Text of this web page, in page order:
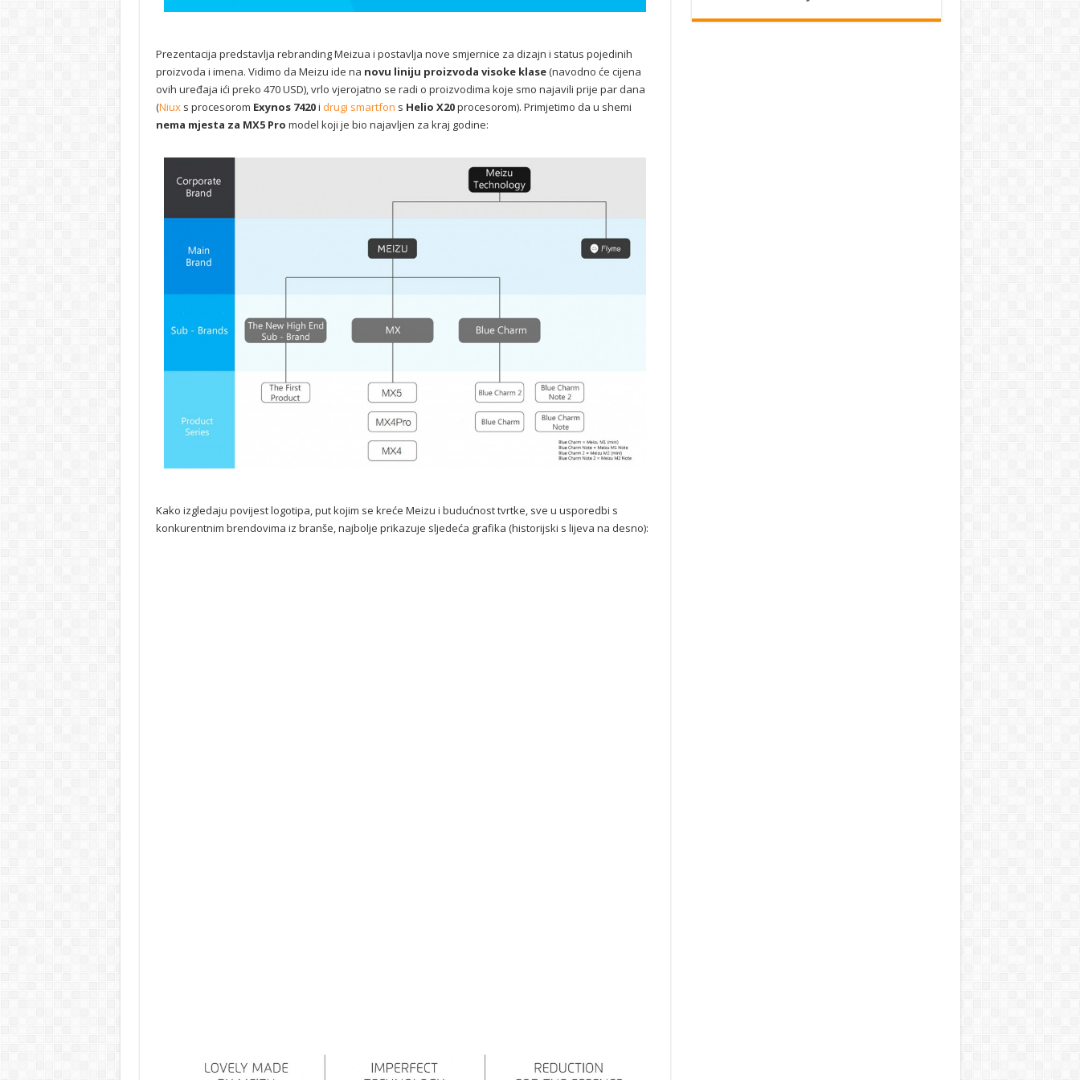
Prezentacija predstavlja rebranding Meizua i postavlja nove smjernice za dizajn i status pojedinih
proizvoda i imena. Vidimo da Meizu ide na novu liniju proizvoda visoke klase(navodno će cijena
ovih uređaja ići preko 470 USD), vrlo vjerojatno se radi o proizvodima koje smo najavili prije par dana
(Niuxs procesorom Exynos 7420i drugi smartfon s Helio X20procesorom). Primjetimo da u shemi
nema mjesta za MX5 Pro model koji je bio najavljen za kraj godine:
Kako izgledaju povijest logotipa, put kojim se kreće Meizu i budućnost tvrtke, sve u usporedbi s
konkurentnim brendovima iz branše, najbolje prikazuje sljedeća grafika (historijski s lijeva na desno):